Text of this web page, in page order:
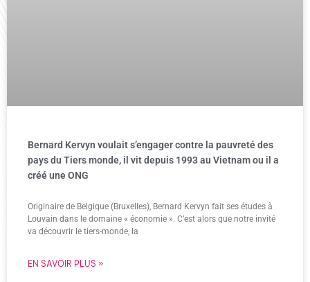
Bernard Kervyn voulait s’engager contre la pauvreté des
pays du Tiers monde, il vit depuis 1993 au Vietnam ou il a
créé une ONG
Originaire de Belgique (Bruxelles), Bernard Kervyn fait ses études à
Louvain dans le domaine « économie ». C’est alors que notre invité
va découvrir le tiers-monde, la
EN SAVOIR PLUS »